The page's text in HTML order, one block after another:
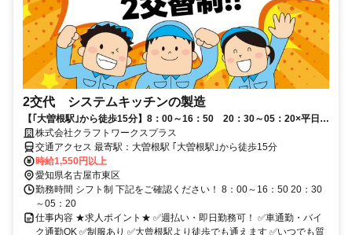
2交代 システムキッチンの製造
【｢大曽根駅｣から徒歩15分】8：00～16：50 20：30～05：20×平日の
み◆月収例30万円以上
株式会社クラフトワークスプラス
交通アクセス 最寄駅：大曽根駅 ｢大曽根駅｣から徒歩15分
時給1,550円以上
愛知県名古屋市東区
勤務時間 シフト制 下記をご確認ください！ 8：00～16：50 20：30
～05：20
仕事内容 ★求人ポイント★ ✅週払い・即日勤務可！ ✅車通勤・バイ
ク通勤OK ✅制服あり ✅大曾根駅より徒歩でも通えます ✅いつでも質